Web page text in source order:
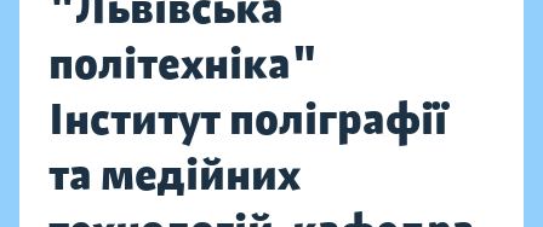
політехніка"
Інститут поліграфії
та медійних